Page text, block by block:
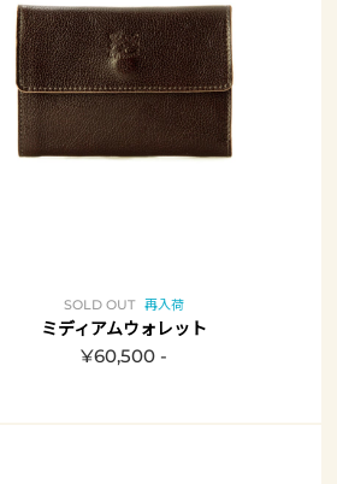
SOLD OUT 再入荷
ミディアムウォレット
¥60,500 -